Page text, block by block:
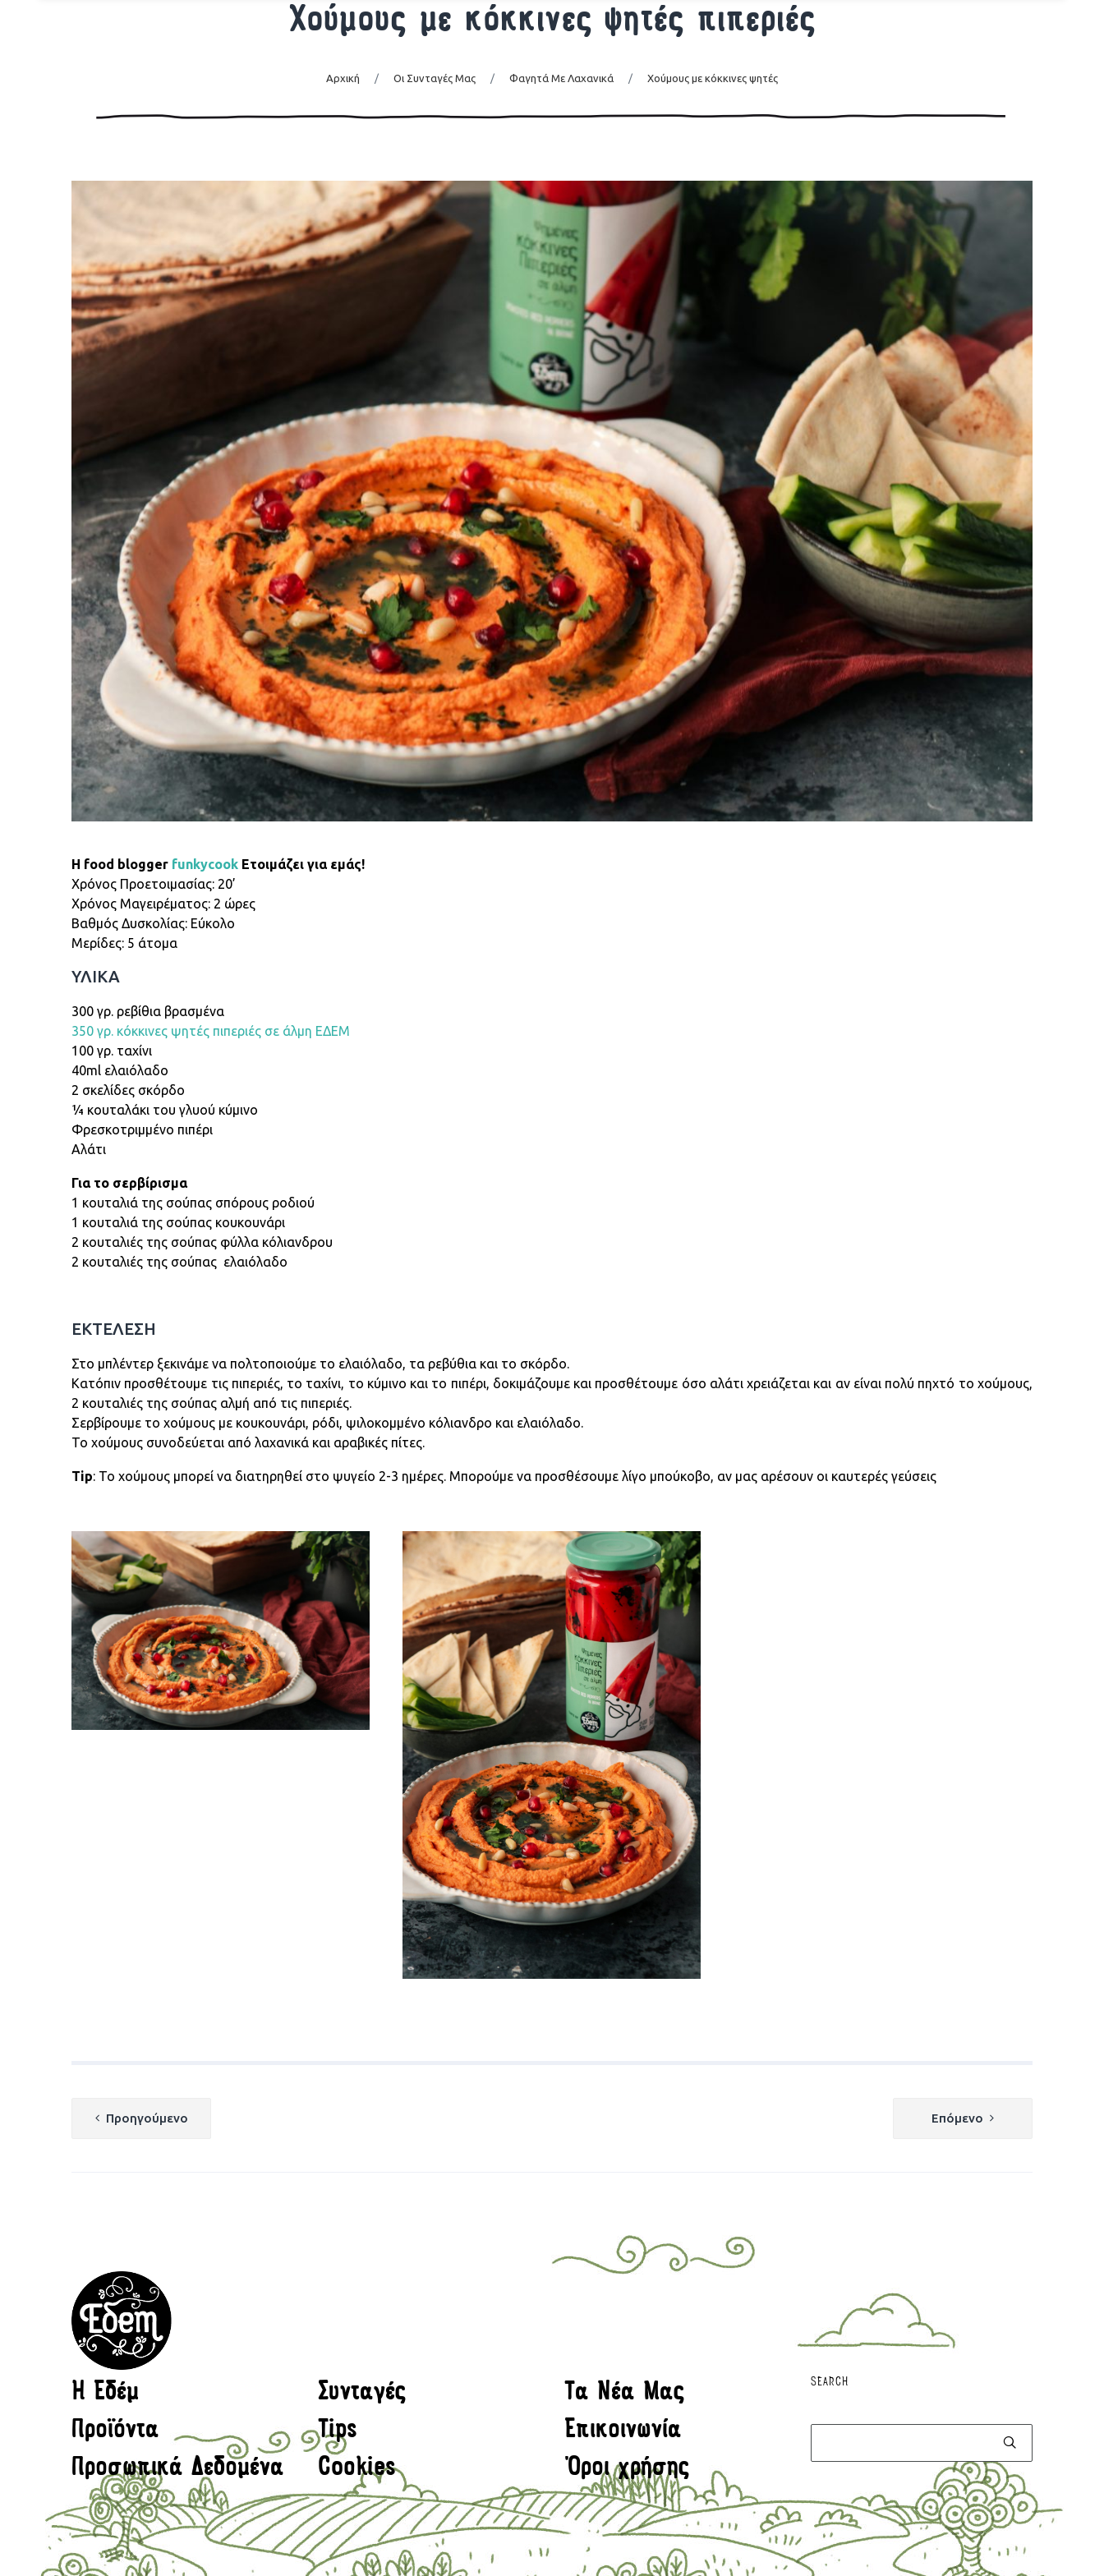
Χούμους με κόκκινες ψητές πιπεριές
Αρχική / Οι Συνταγές Μας / Φαγητά Με Λαχανικά / Χούμους με κόκκινες ψητές
H food blogger funkycook Eτοιμάζει για εμάς!
Χρόνος Προετοιμασίας: 20’
Xρόνος Μαγειρέματος: 2 ώρες
Βαθμός Δυσκολίας: Εύκολο
Μερίδες: 5 άτομα
ΥΛΙΚΑ
300 γρ. ρεβίθια βρασμένα
350 γρ. κόκκινες ψητές πιπεριές σε άλμη ΕΔΕΜ
100 γρ. ταχίνι
40ml ελαιόλαδο
2 σκελίδες σκόρδο
¼ κουταλάκι του γλυού κύμινο
Φρεσκοτριμμένο πιπέρι
Αλάτι
Για το σερβίρισμα
1 κουταλιά της σούπας σπόρους ροδιού
1 κουταλιά της σούπας κουκουνάρι
2 κουταλιές της σούπας φύλλα κόλιανδρου
2 κουταλιές της σούπας ελαιόλαδο
ΕΚΤΕΛΕΣΗ
Στο μπλέντερ ξεκινάμε να πολτοποιούμε το ελαιόλαδο, τα ρεβύθια και το σκόρδο.
Κατόπιν προσθέτουμε τις πιπεριές, το ταχίνι, το κύμινο και το πιπέρι, δοκιμάζουμε και προσθέτουμε όσο αλάτι χρειάζεται και αν είναι πολύ πηχτό το χούμους,
2 κουταλιές της σούπας αλμή από τις πιπεριές.
Σερβίρουμε το χούμους με κουκουνάρι, ρόδι, ψιλοκομμένο κόλιανδρο και ελαιόλαδο.
Το χούμους συνοδεύεται από λαχανικά και αραβικές πίτες.
Tip: Το χούμους μπορεί να διατηρηθεί στο ψυγείο 2-3 ημέρες. Μπορούμε να προσθέσουμε λίγο μπούκοβο, αν μας αρέσουν οι καυτερές γεύσεις
Πλοήγηση
Προηγούμενο Επόμενο
H Εδέμ
Προϊόντα
Προσωπικά Δεδομένα
Συνταγές
Tips
Cookies
Τα Νέα Μας
Επικοινωνία
Όροι χρήσης
SEARCH